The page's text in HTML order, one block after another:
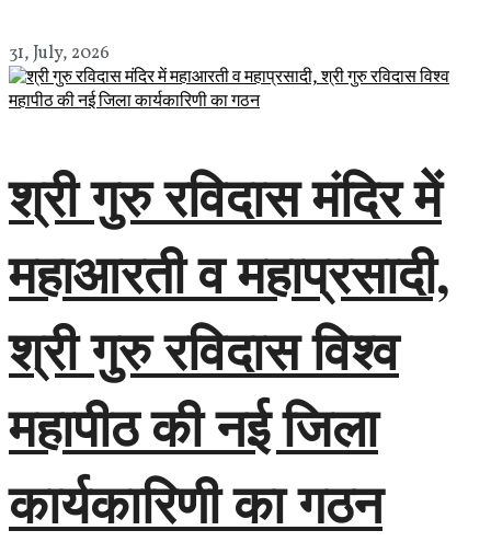
31, July, 2026
श्री गुरु रविदास मंदिर में
महाआरती व महाप्रसादी,
श्री गुरु रविदास विश्व
महापीठ की नई जिला
कार्यकारिणी का गठन